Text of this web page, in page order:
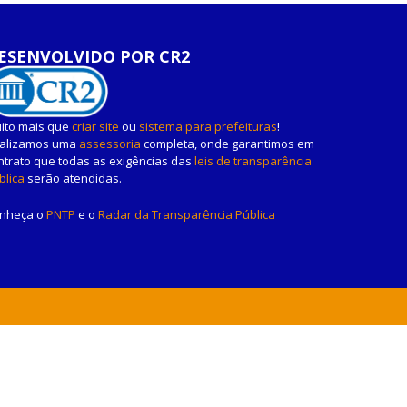
POR CR2
mais que criar site ou sistema para prefeituras!
uma assessoria completa, onde garantimos em
que todas as exigências das leis de transparência
serão atendidas.
o PNTP e o Radar da Transparência Pública